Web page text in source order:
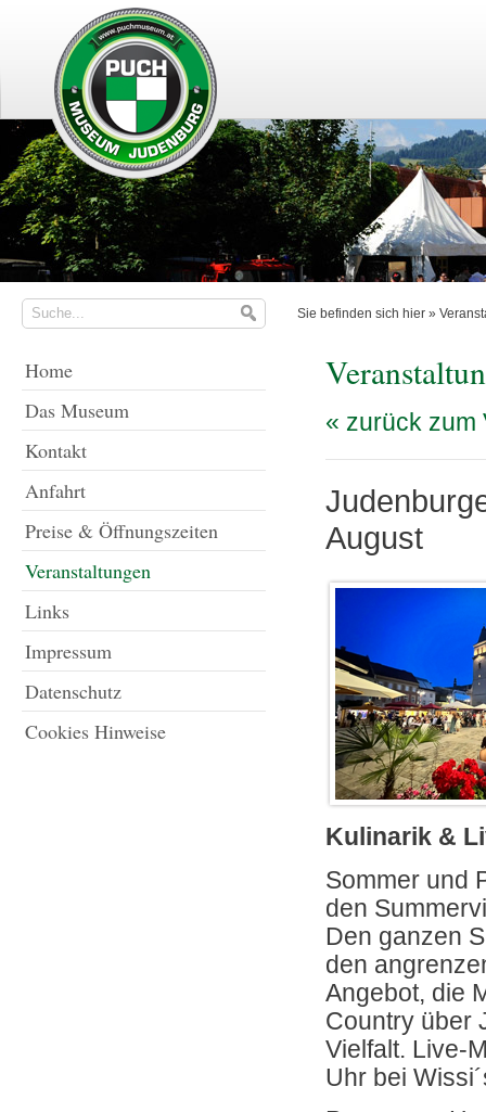
Sie befinden sich hier »
Home
Das Museum
Kontakt
Anfahrt
Preise & Öffnungszeiten
Veranstaltungen
Links
Impressum
Datenschutz
Cookies Hinweise
« zurück zum
August
Kulinarik &
Sommer und
den
Den ganzen
den
Angebot, die
Country über
Vielfalt. Live-
Uhr bei